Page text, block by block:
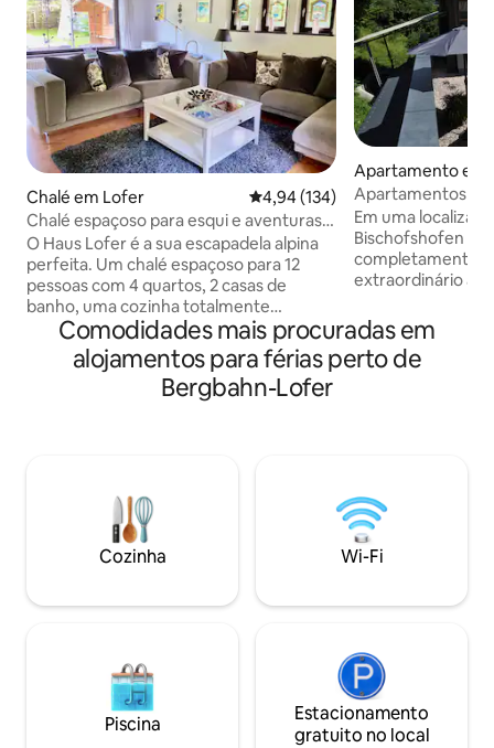
Chalé em Lofer Classificação média de 4,94 em
4,94 (134)
Chalé espaçoso para esqui e aventuras
de verão
O Haus Lofer é a sua escapadela alpina
perfeita. Um chalé espaçoso para 12
pessoas com 4 quartos, 2 casas de
banho, uma cozinha totalmente
equipada e uma despensa, perfeito para
uma estadia autossuficiente e
descomplicada. Relaxe na sala de estar
com televisão, jogos e atividades para
esqui, lojas e restaurantes de Lofer. Com
estacionamento gratuito, privacidade
fechada e espaço ao ar livre, oferece
natureza e conforto numa estadia
Apartamento em
ofen
Apartamentos
Em uma
Bischofshofen e,
completamente
extraordinário
você faça isso.
espaço de cerca
quadrados,
chegar
esqui e
Salzburgo
Comodidades mais procuradas em
alojamentos para férias perto de
Bergbahn-Lofer
Cozinha Wi-Fi
Piscina
Estacionamento
gratuito no local